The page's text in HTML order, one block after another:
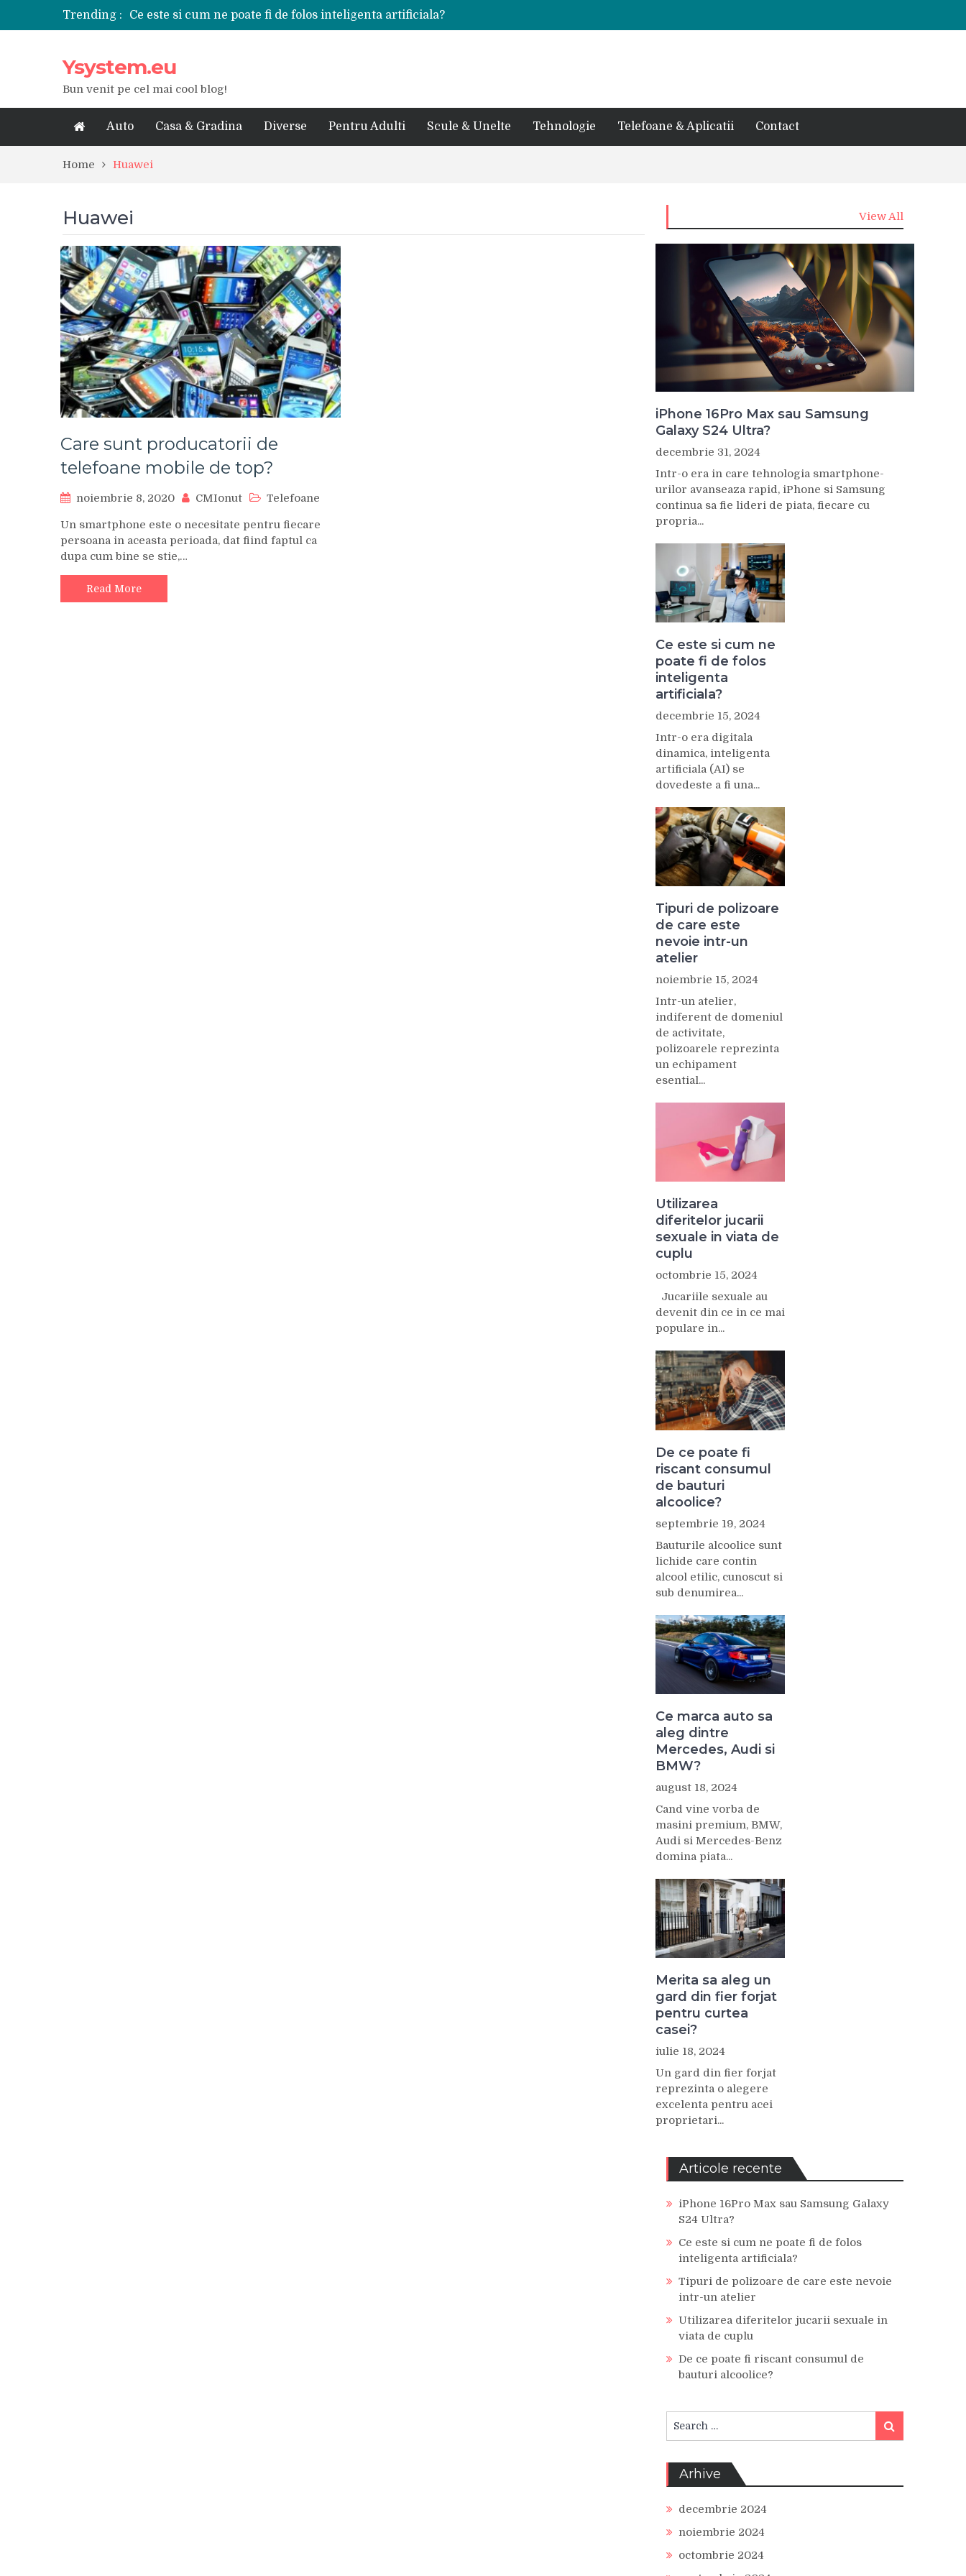
Trending :
Ce este si cum ne poate fi de folos inteligenta artificiala?
Tipuri de polizoare de care este nevoie intr-un atelier
De ce poate fi riscant consumul de bauturi alcoolice?
Ce marca auto sa aleg dintre Mercedes, Audi si BMW?
Merita sa aleg un gard din fier forjat pentru curtea casei?
Cele mai bune smartphone-uri lansate in anul 2024
Modul in care a evoluat tehnologia in ultimul secol
iPhone 16Pro Max sau Samsung Galaxy S24 Ultra?
Ysystem.eu
Bun venit pe cel mai cool blog!
Auto Casa & Gradina Diverse Pentru Adulti Scule & Unelte Tehnologie Telefoane & Aplicatii Contact
Home Huawei
Huawei
Care sunt producatorii de
telefoane mobile de top?
noiembrie 8, 2020 CMIonut Telefoane
Un smartphone este o necesitate pentru fiecare
persoana in aceasta perioada, dat fiind faptul ca
dupa cum bine se stie,…
Read More
View All
iPhone 16Pro Max sau Samsung
Galaxy S24 Ultra?
decembrie 31, 2024
Intr-o era in care tehnologia smartphone-
urilor avanseaza rapid, iPhone si Samsung
continua sa fie lideri de piata, fiecare cu
propria...
Ce este si cum ne
poate fi de folos
inteligenta
artificiala?
decembrie 15, 2024
Intr-o era digitala
dinamica, inteligenta
artificiala (AI) se
dovedeste a fi una...
Tipuri de polizoare
de care este
nevoie intr-un
atelier
noiembrie 15, 2024
Intr-un atelier,
indiferent de domeniul
de activitate,
polizoarele reprezinta
un echipament
esential...
Utilizarea
diferitelor jucarii
sexuale in viata de
cuplu
octombrie 15, 2024
Jucariile sexuale au
devenit din ce in ce mai
populare in...
De ce poate fi
riscant consumul
de bauturi
alcoolice?
septembrie 19, 2024
Bauturile alcoolice sunt
lichide care contin
alcool etilic, cunoscut si
sub denumirea...
Ce marca auto sa
aleg dintre
Mercedes, Audi si
BMW?
august 18, 2024
Cand vine vorba de
masini premium, BMW,
Audi si Mercedes-Benz
domina piata...
Merita sa aleg un
gard din fier forjat
pentru curtea
casei?
iulie 18, 2024
Un gard din fier forjat
reprezinta o alegere
excelenta pentru acei
proprietari...
Articole recente
iPhone 16Pro Max sau Samsung Galaxy
S24 Ultra?
Ce este si cum ne poate fi de folos
inteligenta artificiala?
Tipuri de polizoare de care este nevoie
intr-un atelier
Utilizarea diferitelor jucarii sexuale in
viata de cuplu
De ce poate fi riscant consumul de
bauturi alcoolice?
for:
Search
Arhive
decembrie 2024
noiembrie 2024
octombrie 2024